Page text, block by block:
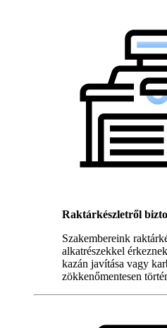
Raktárkészletről
Szakembereink
alkatrészekkel
kazán javítása vagy
zökkenőmentesen